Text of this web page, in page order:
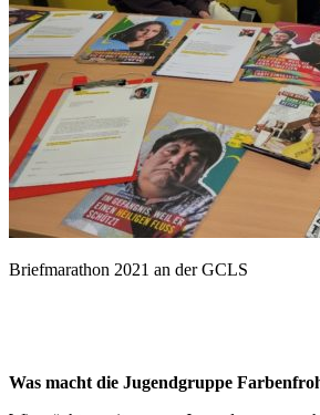
Briefmarathon 2021 an der GCLS
Was macht die Jugendgruppe